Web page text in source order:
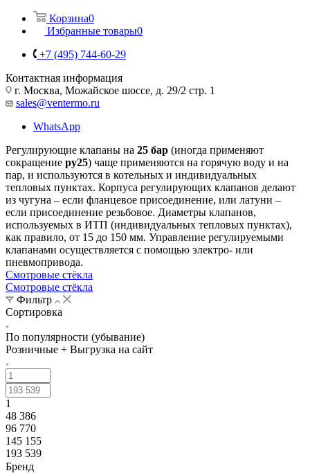
Корзина0
Избранные товары0
+7 (495) 744-60-29
Контактная информация
г. Москва, Можайское шоссе, д. 29/2 стр. 1
sales@ventermo.ru
WhatsApp
Регулирующие клапаны на 25 бар (иногда применяют
сокращение ру25) чаще применяются на горячую воду и на
пар, и используются в котельных и индивидуальных
тепловых пунктах. Корпуса регулирующих клапанов делают
из чугуна – если фланцевое присоединение, или латуни –
если присоединение резьбовое. Диаметры клапанов,
используемых в ИТП (индивидуальных тепловых пунктах),
как правило, от 15 до 150 мм. Управление регулируемыми
клапанами осуществляется с помощью электро- или
пневмопривода.
Смотровые стёкла
Смотровые стёкла
Фильтр
Сортировка
По популярности (убывание)
Розничные + Выгрузка на сайт
1
48 386
96 770
145 155
193 539
Бренд